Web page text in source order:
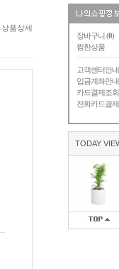
장바구니 (0)
찜한상품
고객센터안내
입금계좌안내
카드결제조회
전화카드결제
TODAY
상품상세